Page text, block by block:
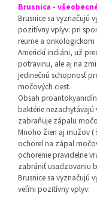
Brusnica -
Brusnice sa vyznačujú
pozitívny vplyv: pri
reume a onkologickom
Americkí indiáni, už
potravinu, ale aj na
jedinečnú schopnosť
močových ciest.
Obsah
baktérie
zabraňuje zápalu
Mnoho žien aj mužov (
ochorel na zápal
ochorenie pravidelne
zabrániť usadzovaniu
Brusnice sa vyznačujú
veľmi pozitívny vplyv: